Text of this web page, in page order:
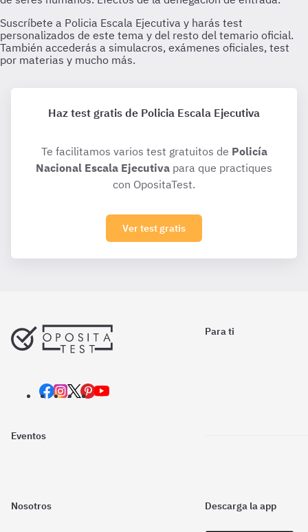
Haz test gratis de Policia Escala Ejecutiva
Te facilitamos varios test gratuitos de Policía
Nacional Escala Ejecutiva para que practiques
con OpositaTest.
Ver test gratis
Para ti
Eventos
Nosotros Descarga la app